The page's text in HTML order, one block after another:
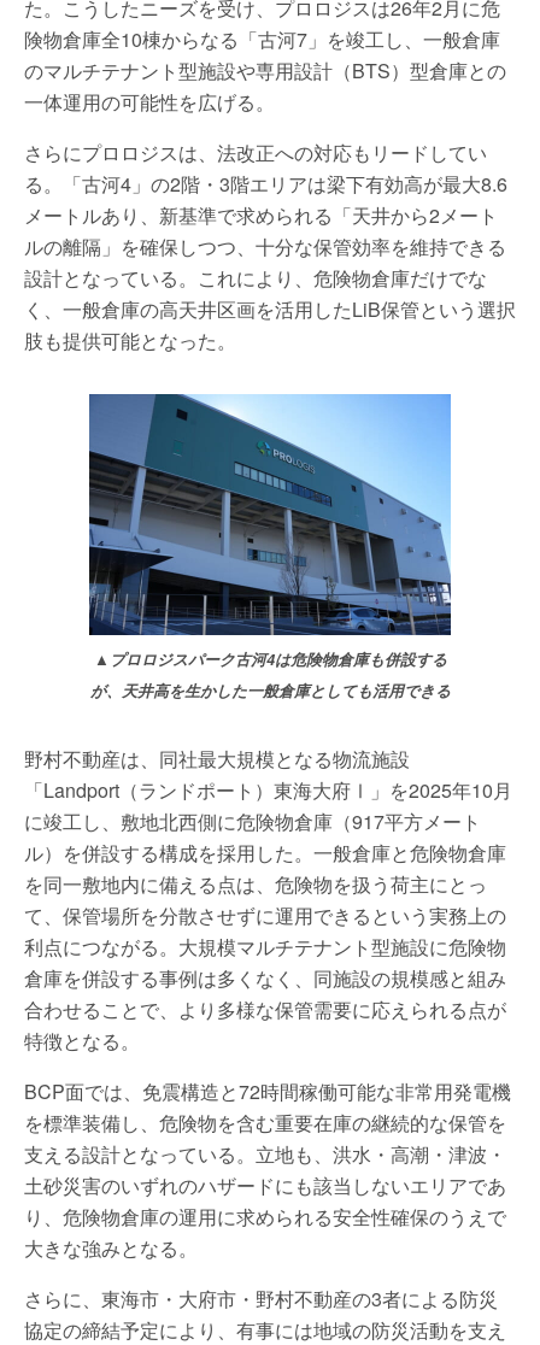
た。こうしたニーズを受け、プロロジスは26年2月に危
険物倉庫全10棟からなる「古河7」を竣工し、一般倉庫
のマルチテナント型施設や専用設計（BTS）型倉庫との
一体運用の可能性を広げる。
さらにプロロジスは、法改正への対応もリードしてい
る。「古河4」の2階・3階エリアは梁下有効高が最大8.6
メートルあり、新基準で求められる「天井から2メート
ルの離隔」を確保しつつ、十分な保管効率を維持できる
設計となっている。これにより、危険物倉庫だけでな
く、一般倉庫の高天井区画を活用したLiB保管という選択
肢も提供可能となった。
▲プロロジスパーク古河4は危険物倉庫も併設する
が、天井高を生かした一般倉庫としても活用できる
野村不動産は、同社最大規模となる物流施設
「Landport（ランドポート）東海大府Ⅰ」を2025年10月
に竣工し、敷地北西側に危険物倉庫（917平方メート
ル）を併設する構成を採用した。一般倉庫と危険物倉庫
を同一敷地内に備える点は、危険物を扱う荷主にとっ
て、保管場所を分散させずに運用できるという実務上の
利点につながる。大規模マルチテナント型施設に危険物
倉庫を併設する事例は多くなく、同施設の規模感と組み
合わせることで、より多様な保管需要に応えられる点が
特徴となる。
BCP面では、免震構造と72時間稼働可能な非常用発電機
を標準装備し、危険物を含む重要在庫の継続的な保管を
支える設計となっている。立地も、洪水・高潮・津波・
土砂災害のいずれのハザードにも該当しないエリアであ
り、危険物倉庫の運用に求められる安全性確保のうえで
大きな強みとなる。
さらに、東海市・大府市・野村不動産の3者による防災
協定の締結予定により、有事には地域の防災活動を支え